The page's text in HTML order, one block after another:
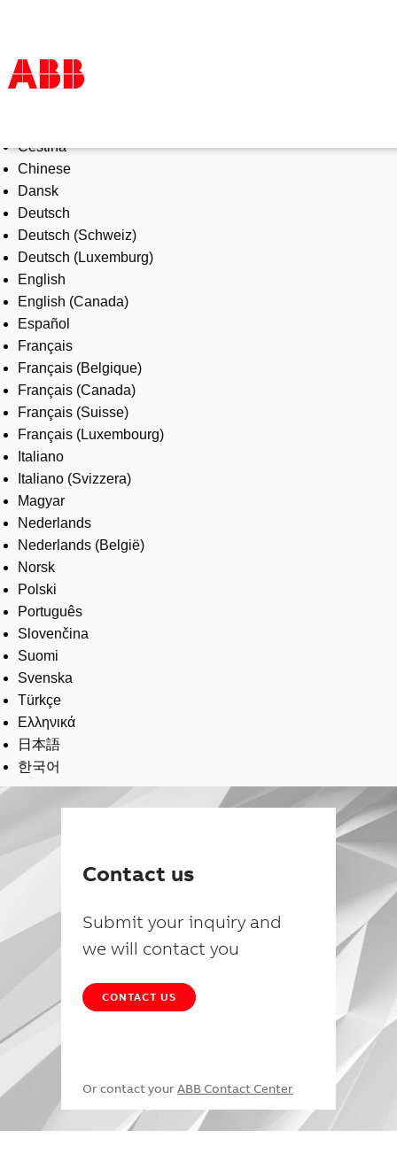
Products & Solutions
Industries
Services
About us
Where to buy
Contact us
Careers
Čeština
Chinese
Dansk
Deutsch
Deutsch (Schweiz)
Deutsch (Luxemburg)
English
English (Canada)
Español
Français
Français (Belgique)
Français (Canada)
Français (Suisse)
Français (Luxembourg)
Italiano
Italiano (Svizzera)
Magyar
Nederlands
Nederlands (België)
Norsk
Polski
Português
Slovenčina
Suomi
Svenska
Türkçe
Ελληνικά
日本語
한국어
Contact us
Submit your inquiry and
we will contact you
CONTACT US
Or contact your ABB Contact Center